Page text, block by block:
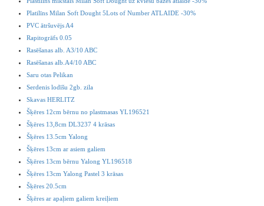
Platilīns Milan Soft Dought 5Lots of Number ATLAIDE -30%
PVC ātršuvējs A4
Rapitogrāfs 0.05
Rasēšanas alb. A3/10 ABC
Rasēšanas alb.A4/10 ABC
Saru otas Pelikan
Serdenis lodīšu 2gb. zila
Skavas HERLITZ
Šķēres 12cm bērnu no plastmasas YL196521
Šķēres 13,8cm DL3237 4 krāsas
Šķēres 13.5cm Yalong
Šķēres 13cm ar asiem galiem
Šķēres 13cm bērnu Yalong YL196518
Šķēres 13cm Yalong Pastel 3 krāsas
Šķēres 20.5cm
Šķēres ar apaļiem galiem kreiļiem